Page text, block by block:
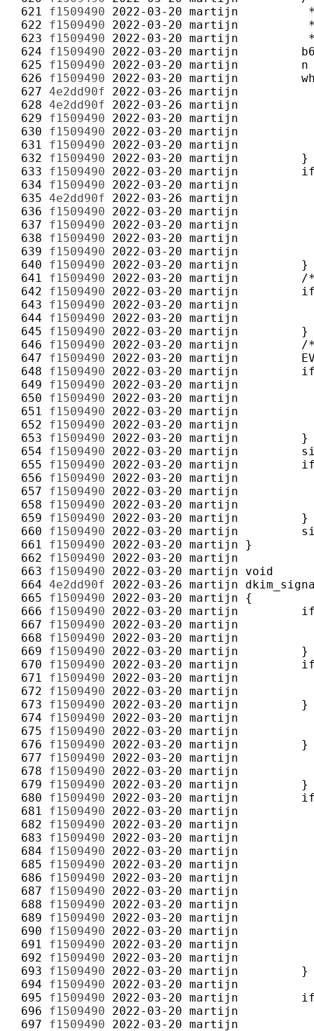
621 f1509490 2022-03-20 martijn
622 f1509490 2022-03-20 martijn
623 f1509490 2022-03-20 martijn
624 f1509490 2022-03-20 martijn
625 f1509490 2022-03-20 martijn
626 f1509490 2022-03-20 martijn
627 4e2dd90f 2022-03-26 martijn
628 4e2dd90f 2022-03-26 martijn
629 f1509490 2022-03-20 martijn
630 f1509490 2022-03-20 martijn
631 f1509490 2022-03-20 martijn
632 f1509490 2022-03-20 martijn
633 f1509490 2022-03-20 martijn
634 f1509490 2022-03-20 martijn
635 4e2dd90f 2022-03-26 martijn
636 f1509490 2022-03-20 martijn
637 f1509490 2022-03-20 martijn
638 f1509490 2022-03-20 martijn
639 f1509490 2022-03-20 martijn
640 f1509490 2022-03-20 martijn
641 f1509490 2022-03-20 martijn
642 f1509490 2022-03-20 martijn
643 f1509490 2022-03-20 martijn
644 f1509490 2022-03-20 martijn
645 f1509490 2022-03-20 martijn
646 f1509490 2022-03-20 martijn
647 f1509490 2022-03-20 martijn
648 f1509490 2022-03-20 martijn
649 f1509490 2022-03-20 martijn
650 f1509490 2022-03-20 martijn
651 f1509490 2022-03-20 martijn
652 f1509490 2022-03-20 martijn
653 f1509490 2022-03-20 martijn
654 f1509490 2022-03-20 martijn
655 f1509490 2022-03-20 martijn
656 f1509490 2022-03-20 martijn
657 f1509490 2022-03-20 martijn
658 f1509490 2022-03-20 martijn
659 f1509490 2022-03-20 martijn
660 f1509490 2022-03-20 martijn
661 f1509490 2022-03-20 martijn
662 f1509490 2022-03-20 martijn
663 f1509490 2022-03-20 martijn
664 4e2dd90f 2022-03-26 martijn
665 f1509490 2022-03-20 martijn
666 f1509490 2022-03-20 martijn
667 f1509490 2022-03-20 martijn
668 f1509490 2022-03-20 martijn
669 f1509490 2022-03-20 martijn
670 f1509490 2022-03-20 martijn
671 f1509490 2022-03-20 martijn
672 f1509490 2022-03-20 martijn
673 f1509490 2022-03-20 martijn
674 f1509490 2022-03-20 martijn
675 f1509490 2022-03-20 martijn
676 f1509490 2022-03-20 martijn
677 f1509490 2022-03-20 martijn
678 f1509490 2022-03-20 martijn
679 f1509490 2022-03-20 martijn
680 f1509490 2022-03-20 martijn
681 f1509490 2022-03-20 martijn
682 f1509490 2022-03-20 martijn
683 f1509490 2022-03-20 martijn
684 f1509490 2022-03-20 martijn
685 f1509490 2022-03-20 martijn
686 f1509490 2022-03-20 martijn
687 f1509490 2022-03-20 martijn
688 f1509490 2022-03-20 martijn
689 f1509490 2022-03-20 martijn
690 f1509490 2022-03-20 martijn
691 f1509490 2022-03-20 martijn
692 f1509490 2022-03-20 martijn
693 f1509490 2022-03-20 martijn
694 f1509490 2022-03-20 martijn
695 f1509490 2022-03-20 martijn
696 f1509490 2022-03-20 martijn
697 f1509490 2022-03-20 martijn